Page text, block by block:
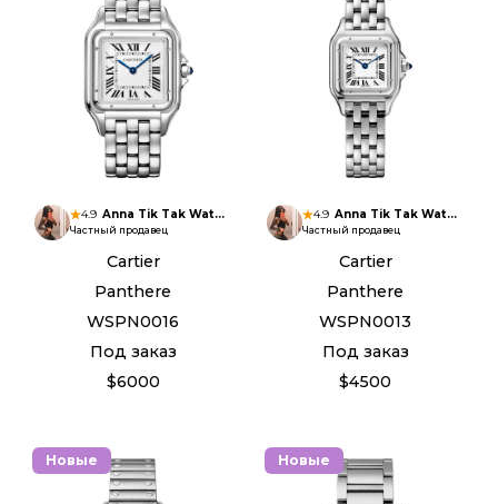
4.9 Anna Tik Tak Watches
Частный продавец
Cartier
Panthere
WSPN0016
Под заказ
$6000
4.9 Anna Tik Tak Watches
Частный продавец
Cartier
Panthere
WSPN0013
Под заказ
$4500
Новые Новые